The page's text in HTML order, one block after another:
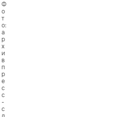
Ф
о
т
о:
а
р
х
и
в
п
р
е
с
с
-
с